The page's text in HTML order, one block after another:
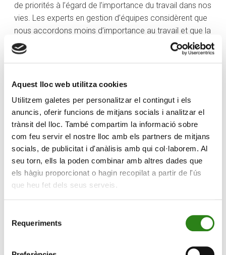
Aquest lloc web utilitza cookies
Utilitzem galetes per personalitzar el contingut i els
anuncis, oferir funcions de mitjans socials i analitzar el
trànsit del lloc. També compartim la informació sobre
com feu servir el nostre lloc amb els partners de mitjans
socials, de publicitat i d'anàlisis amb qui col·laborem. Al
seu torn, ells la poden combinar amb altres dades que
els hàgiu proporcionat o hagin recopilat a partir de l'ús
que heu fet dels seus serveis.
Requeriments
de priorités à l’égard de l’importance du travail dans nos
vies. Les experts en gestion d’équipes considèrent que
nous accordons moins d’importance au travail et que la
devise qui nous représenterait le mieux serait similaire à
« travailler pour vivre et non vivre pour travailler ».
quel point la conciliation de la vie avec le travail peut
Nous recherchons des entreprises qui contribuent au
progrès économique, mais aussi au progrès social. Des
entreprises résolument engagées dans la formation de
leur personnel. Et conscientes de leur impact sur le
territoire. Nous ne sommes pas une génération qui ne
veut pas travailler : nous sommes une génération qui
veut avoir la conviction de travailler pour quelque chose
Dès le plus jeune âge, on nous présente des études
Mais au terme de ce parcours, que se passe-t-il ?